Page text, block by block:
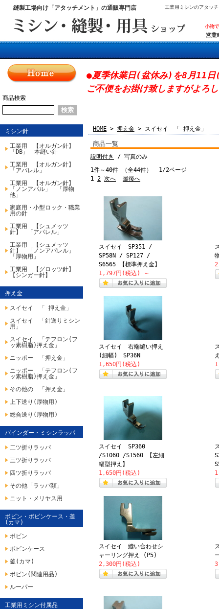
縫製工場向け「アタッチメント」の通販専門店 工業用ミシンのアタッ
商品検索
ミシン針
工業用 【オルガン針】
「DB」 本縫い針
工業用 【オルガン針】
「アパレル」
工業用 【オルガン針】
「ノンアパル」 「厚物
他」
家庭用・小型ロック・職業
用の針
工業用 【シュメッツ
針】 「アパレル」
工業用 【シュメッツ
針】 「ノンアパレル」
「厚物用」
工業用 【グロッツ針】
【シンガー針】
押え金
スイセイ 「 押え金」
スイセイ 「針送りミシン
用」
スイセイ 「テフロン(フ
ッ素樹脂)押え金」
ニッポー 「押え金」
ニッポー 「テフロン(フ
ッ素樹脂)押え金」
その他の 「押え金」
上下送り(厚物用)
総合送り(厚物用)
バインダー・ミシンラッパ
二ツ折りラッパ
三ツ折りラッパ
四ツ折りラッパ
その他「ラッパ類」
ニット・メリヤス用
ボビン・ボビンケース・釜
(カマ)
ボビン
ボビンケース
釜(カマ)
ボビン(関連用品)
ルーパー
工業用ミシン付属品
●夏季休業日(盆休み)を8月11
ご不便をお掛け致しますがよろ
HOME > 押え金 > スイセイ 「 押え金」
商品一覧
説明付き
/ 写真のみ
1件～40件 （全44件） 1/2ページ
1 2 次へ 最後へ
スイセイ SP351 /
SP58N / SP127 /
S6565 【標準押え金】
1,797円(税込)
～
スイセイ 右端縫い押え
(細幅) SP36N
1,650円(税込)
スイセイ SP360
/S1060 /S1560 【左細
幅型押え】
1,650円(税込)
スイセイ 縫い合わせシ
ャーリング押え (P5)
2,300円(税込)